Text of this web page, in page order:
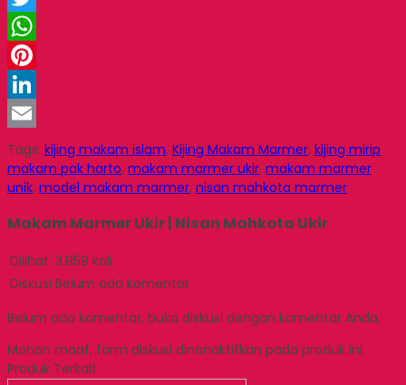
Twitter
WhatsApp
Pinterest
LinkedIn
Email
Tags: kijing makam islam, Kijing Makam Marmer, kijing mirip
makam pak harto, makam marmer ukir, makam marmer
unik, model makam marmer, nisan mahkota marmer
Makam Marmer Ukir | Nisan Mahkota Ukir
Dilihat 3.859 kali
Diskusi Belum ada komentar
Belum ada komentar, buka diskusi dengan komentar Anda.
Mohon maaf, form diskusi dinonaktifkan pada produk ini.
Produk Terkait